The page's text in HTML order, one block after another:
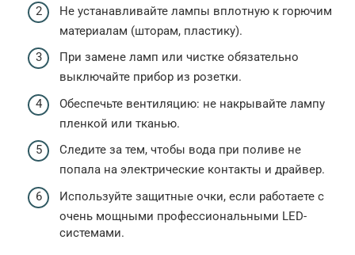
Не устанавливайте лампы вплотную к горючим
материалам (шторам, пластику).
При замене ламп или чистке обязательно
выключайте прибор из розетки.
Обеспечьте вентиляцию: не накрывайте лампу
пленкой или тканью.
Следите за тем, чтобы вода при поливе не
попала на электрические контакты и драйвер.
Используйте защитные очки, если работаете с
очень мощными профессиональными LED-
системами.